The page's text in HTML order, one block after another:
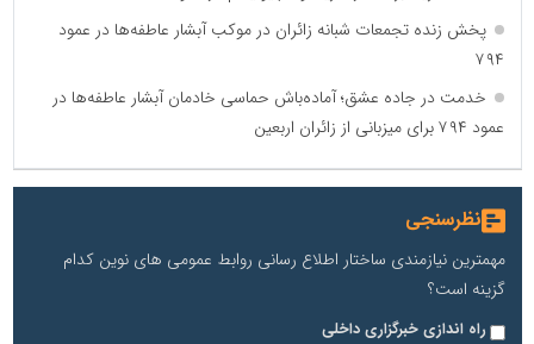
پایگاه اطلاع رسانی اعتلای نهادهای مردمی
آهن و فولاد غدیر ایرانیان
تامین آهن اسفنجی تولیدکنندگان فولاد در کشور
مسعودصادقی
پخش زنده تجمعات شبانه زائران در موکب آبشار عاطفه‌ها در عمود
۷۹۴
خدمت در جاده عشق؛ آماده‌باش حماسی خادمان آبشار عاطفه‌ها در
عمود ۷۹۴ برای میزبانی از زائران اربعین
نظرسنجی
مهمترین نیازمندی ساختار اطلاع رسانی روابط عمومی های نوین کدام
گزینه است؟
راه اندازی خبرگزاری داخلی